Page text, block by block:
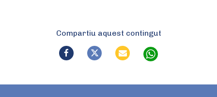
Compartiu aquest contingut